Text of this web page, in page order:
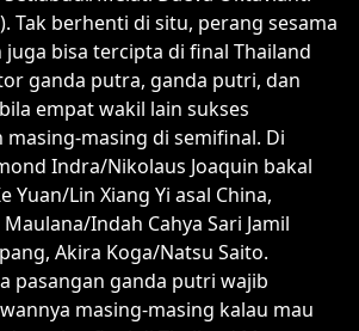
Tak berhenti di situ, perang sesama
bisa tercipta di final Thailand
ganda putra, ganda putri, dan
empat wakil lain sukses
masing-masing di semifinal. Di
Indra/Nikolaus Joaquin bakal
Yuan/Lin Xiang Yi asal China,
Indah Cahya Sari Jamil
Akira Koga/Natsu Saito.
pasangan ganda putri wajib
masing-masing kalau mau